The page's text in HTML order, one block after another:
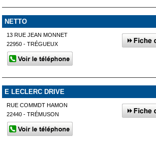
NETTO
13 RUE JEAN MONNET
22950 - TRÉGUEUX
E LECLERC DRIVE
RUE COMMDT HAMON
22440 - TRÉMUSON